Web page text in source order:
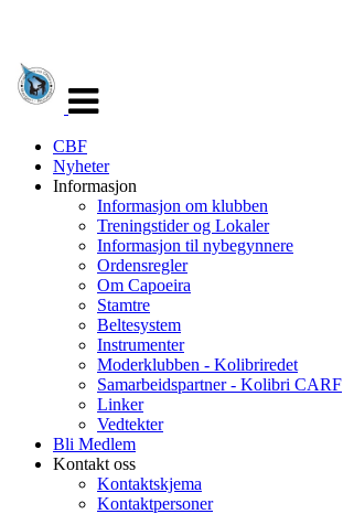
navigasjon
CBF
Nyheter
Informasjon
Informasjon om klubben
Treningstider og Lokaler
Informasjon til nybegynnere
Ordensregler
Om Capoeira
Stamtre
Beltesystem
Instrumenter
Moderklubben - Kolibriredet
Samarbeidspartner - Kolibri CARF
Linker
Vedtekter
Bli Medlem
Kontakt oss
Kontaktskjema
Kontaktpersoner